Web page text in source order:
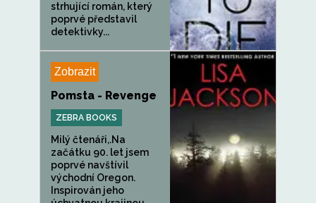
strhující román, který
poprvé představil
detektivky...
Zobrazit
Pomsta - Revenge
ZEBRA BOOKS
Milý čtenáři,.Na
začátku 90. let jsem
poprvé navštívil
východní Oregon.
Inspirován jeho